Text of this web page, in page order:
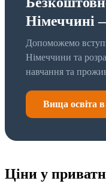
Німеччині
Допоможемо
Німеччини та
навчання та
Вища освіта
Ціни у